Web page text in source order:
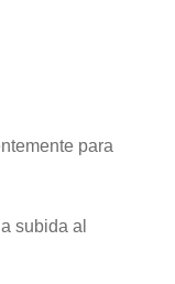
para
subida al